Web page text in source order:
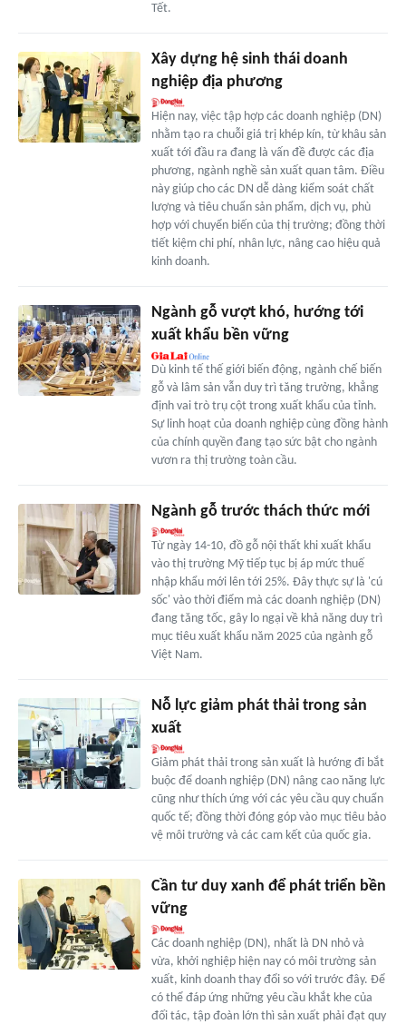
Tết.
Xây dựng hệ sinh thái doanh
nghiệp địa phương
Hiện nay, việc tập hợp các doanh nghiệp (DN)
nhằm tạo ra chuỗi giá trị khép kín, từ khâu sản
xuất tới đầu ra đang là vấn đề được các địa
phương, ngành nghề sản xuất quan tâm. Điều
này giúp cho các DN dễ dàng kiểm soát chất
lượng và tiêu chuẩn sản phẩm, dịch vụ, phù
hợp với chuyển biến của thị trường; đồng thời
tiết kiệm chi phí, nhân lực, nâng cao hiệu quả
kinh doanh.
Ngành gỗ vượt khó, hướng tới
xuất khẩu bền vững
Dù kinh tế thế giới biến động, ngành chế biến
gỗ và lâm sản vẫn duy trì tăng trưởng, khẳng
định vai trò trụ cột trong xuất khẩu của tỉnh.
Sự linh hoạt của doanh nghiệp cùng đồng hành
của chính quyền đang tạo sức bật cho ngành
vươn ra thị trường toàn cầu.
Ngành gỗ trước thách thức mới
Từ ngày 14-10, đồ gỗ nội thất khi xuất khẩu
vào thị trường Mỹ tiếp tục bị áp mức thuế
nhập khẩu mới lên tới 25%. Đây thực sự là 'cú
sốc' vào thời điểm mà các doanh nghiệp (DN)
đang tăng tốc, gây lo ngại về khả năng duy trì
mục tiêu xuất khẩu năm 2025 của ngành gỗ
Việt Nam.
Nỗ lực giảm phát thải trong sản
xuất
Giảm phát thải trong sản xuất là hướng đi bắt
buộc để doanh nghiệp (DN) nâng cao năng lực
cũng như thích ứng với các yêu cầu quy chuẩn
quốc tế; đồng thời đóng góp vào mục tiêu bảo
vệ môi trường và các cam kết của quốc gia.
Cần tư duy xanh để phát triển bền
vững
Các doanh nghiệp (DN), nhất là DN nhỏ và
vừa, khởi nghiệp hiện nay có môi trường sản
xuất, kinh doanh thay đổi so với trước đây. Để
có thể đáp ứng những yêu cầu khắt khe của
đối tác, tập đoàn lớn thì sản xuất phải đạt quy